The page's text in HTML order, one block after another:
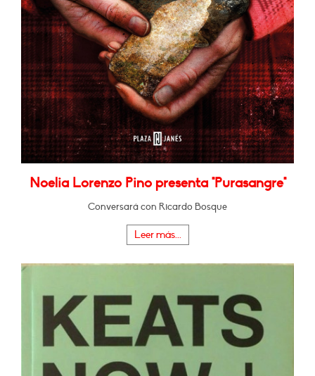
Noelia Lorenzo Pino presenta "Purasangre"
Conversará con Ricardo Bosque
Leer más...